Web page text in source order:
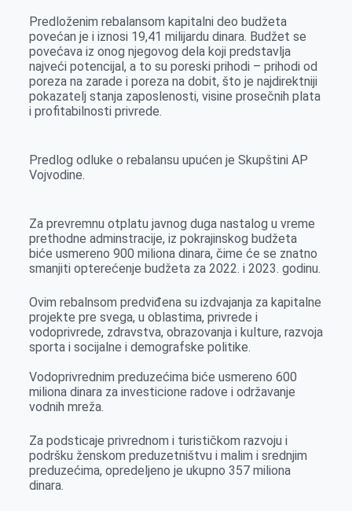
Predloženim rebalansom kapitalni deo budžeta
povećan je i iznosi 19,41 milijardu dinara. Budžet se
povećava iz onog njegovog dela koji predstavlja
najveći potencijal, a to su poreski prihodi – prihodi od
poreza na zarade i poreza na dobit, što je najdirektniji
pokazatelj stanja zaposlenosti, visine prosečnih plata
i profitabilnosti privrede.
Predlog odluke o rebalansu upućen je Skupštini AP
Vojvodine.
Za prevremnu otplatu javnog duga nastalog u vreme
prethodne adminstracije, iz pokrajinskog budžeta
biće usmereno 900 miliona dinara, čime će se znatno
smanjiti opterećenje budžeta za 2022. i 2023. godinu.
Ovim rebalnsom predviđena su izdvajanja za kapitalne
projekte pre svega, u oblastima, privrede i
vodoprivrede, zdravstva, obrazovanja i kulture, razvoja
sporta i socijalne i demografske politike.
Vodoprivrednim preduzećima biće usmereno 600
miliona dinara za investicione radove i održavanje
vodnih mreža.
Za podsticaje privrednom i turističkom razvoju i
podršku ženskom preduzetništvu i malim i srednjim
preduzećima, opredeljeno je ukupno 357 miliona
dinara.